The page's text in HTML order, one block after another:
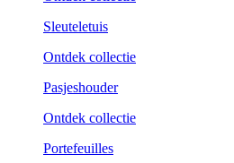
Sleuteletuis
Ontdek collectie
Pasjeshouder
Ontdek collectie
Portefeuilles